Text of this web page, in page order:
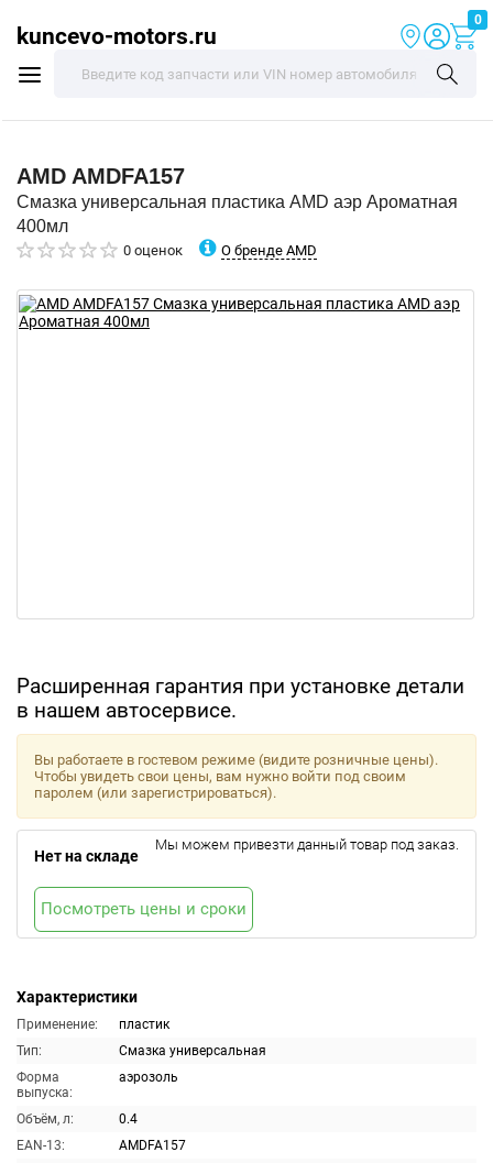
kuncevo-motors.ru
0
AMD AMDFA157
Смазка универсальная пластика AMD аэр Ароматная
400мл
0 оценок О бренде AMD
Расширенная гарантия при установке детали
в нашем автосервисе.
Характеристики
Применение:
пластик
Тип:
Смазка универсальная
Форма
выпуска:
аэрозоль
Объём, л:
0.4
EAN-13:
AMDFA157
Вы работаете в гостевом режиме (видите розничные цены).
Чтобы увидеть свои цены, вам нужно войти под своим
паролем (или зарегистрироваться).
Нет на складе
Мы можем привезти данный товар под заказ.
Посмотреть цены и сроки